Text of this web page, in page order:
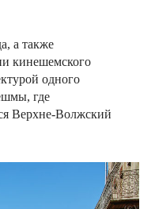
а также
кинешемского
одного
где
Верхне-Волжский